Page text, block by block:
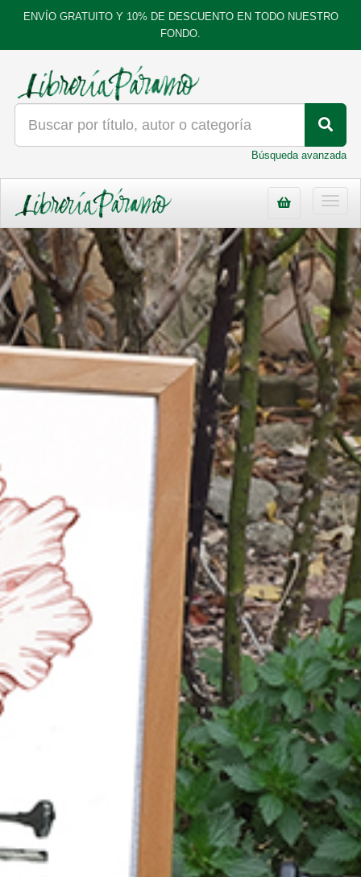
ENVÍO GRATUITO Y 10% DE DESCUENTO EN TODO NUESTRO
FONDO.
Búsqueda avanzada